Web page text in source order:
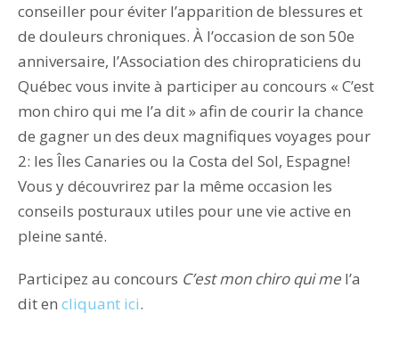
conseiller pour éviter l’apparition de blessures et
de douleurs chroniques. À l’occasion de son 50e
anniversaire, l’Association des chiropraticiens du
Québec vous invite à participer au concours « C’est
mon chiro qui me l’a dit » afin de courir la chance
de gagner un des deux magnifiques voyages pour
2: les Îles Canaries ou la Costa del Sol, Espagne!
Vous y découvrirez par la même occasion les
conseils posturaux utiles pour une vie active en
pleine santé.
Participez au concours C’est mon chiro qui me l’a
dit en cliquant ici.